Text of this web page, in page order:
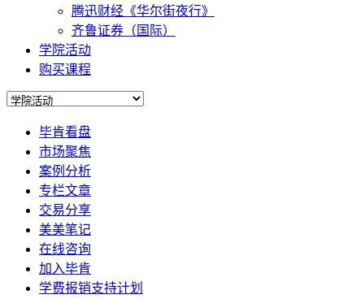
腾迅财经《华尔街夜行》
齐鲁证券（国际）
学院活动
购买课程
毕肯看盘
市场聚焦
案例分析
专栏文章
交易分享
美美笔记
在线咨询
加入毕肯
学费报销支持计划